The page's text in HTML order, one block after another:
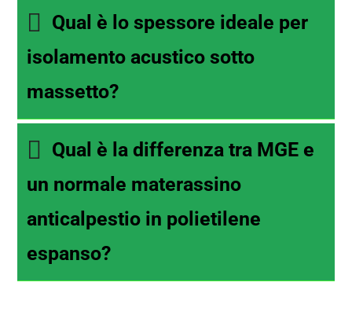
Qual è lo spessore ideale per
isolamento acustico sotto
massetto?
Qual è la differenza tra MGE e
un normale materassino
anticalpestio in polietilene
espanso?